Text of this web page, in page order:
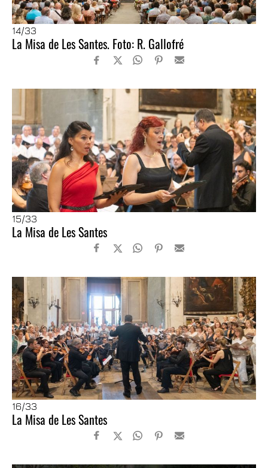
14/33
La Misa de Les Santes. Foto: R. Gallofré
15/33
La Misa de Les Santes
16/33
La Misa de Les Santes